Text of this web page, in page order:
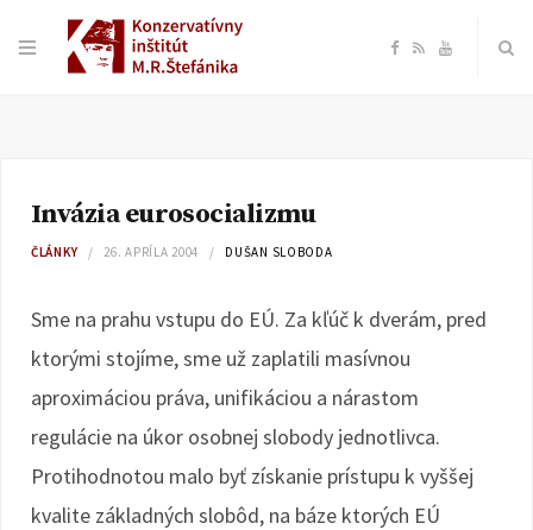
F
o
R Y
Invázia eurosocializmu
ČLÁNKY 26. APRÍLA 2004 DUŠAN SLOBODA
Sme na prahu vstupu do EÚ. Za kľúč k dverám, pred
ktorými stojíme, sme už zaplatili masívnou
aproximáciou práva, unifikáciou a nárastom
regulácie na úkor osobnej slobody jednotlivca.
Protihodnotou malo byť získanie prístupu k vyššej
kvalite základných slobôd, na báze ktorých EÚ